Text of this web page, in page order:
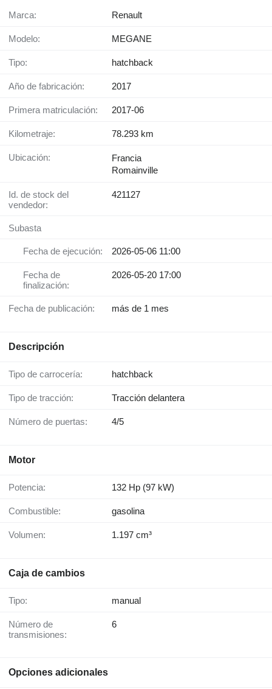
Marca: Renault
Modelo: MEGANE
Tipo: hatchback
Año de fabricación: 2017
Primera matriculación: 2017-06
Kilometraje: 78.293 km
Ubicación:
Francia
Romainville
Id. de stock del
vendedor:
421127
Subasta
Fecha de ejecución: 2026-05-06 11:00
Fecha de
finalización:
2026-05-20 17:00
Fecha de publicación: más de 1 mes
Descripción
Tipo de carrocería: hatchback
Tipo de tracción: Tracción delantera
Número de puertas: 4/5
Motor
Potencia: 132 Hp (97 kW)
Combustible: gasolina
Volumen: 1.197 cm³
Caja de cambios
Tipo: manual
Número de
transmisiones:
6
Opciones adicionales